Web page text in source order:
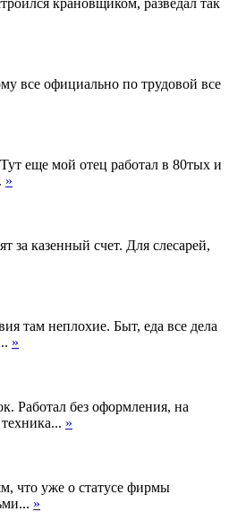
все официально по трудовой все
еще мой отец работал в 80тых и
»
за казенный счет. Для слесарей,
там неплохие. Быт, еда все дела
»
Работал без оформления, на
»
что уже о статусе фирмы
»